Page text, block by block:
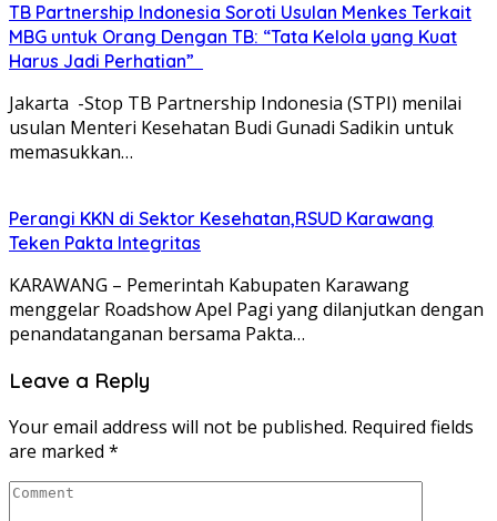
TB Partnership Indonesia Soroti Usulan Menkes Terkait
MBG untuk Orang Dengan TB: “Tata Kelola yang Kuat
Harus Jadi Perhatian”
Jakarta -Stop TB Partnership Indonesia (STPI) menilai
usulan Menteri Kesehatan Budi Gunadi Sadikin untuk
memasukkan…
Perangi KKN di Sektor Kesehatan,RSUD Karawang
Teken Pakta Integritas
KARAWANG – Pemerintah Kabupaten Karawang
menggelar Roadshow Apel Pagi yang dilanjutkan dengan
penandatanganan bersama Pakta…
Leave a Reply
Your email address will not be published. Required fields
are marked *